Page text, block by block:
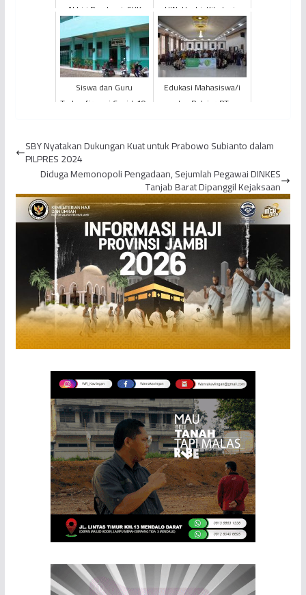
Akhiri Pandemi, SKK
Migas – PetroChina
Berkomitmen Lakukan
Vaksinas...
UIN, Hasbi: Kita Ingin
SDM Jambi Maju
Siswa dan Guru
Terkonfirmasi Covid-19,
Edukasi Mahasiswa/i
dan Pelajar, PT
“Bebas...
SBY Nyatakan Dukungan Kuat untuk Prabowo Subianto dalam
PILPRES 2024
Diduga Memonopoli Pengadaan, Sejumlah Pegawai DINKES
Tanjab Barat Dipanggil Kejaksaan